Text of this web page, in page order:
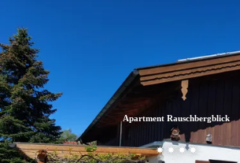
Apartment Rauschbergblick